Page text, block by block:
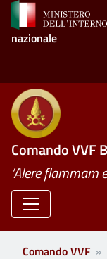
Salta al contenuto
nazionale
Comando VVF
’Alere flammam
Comando VVF